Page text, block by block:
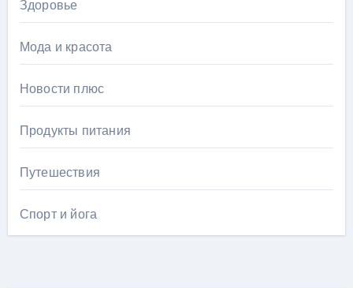
Здоровье
Мода и красота
Новости плюс
Продукты питания
Путешествия
Спорт и йога